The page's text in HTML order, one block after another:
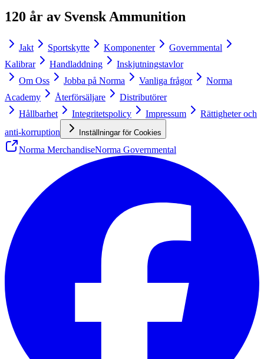
120 år av Svensk Ammunition
Jakt Sportskytte Komponenter
Governmental
Kalibrar
Handladdning
Inskjutningstavlor
Om Oss
Jobba på Norma Vanliga frågor
Norma
Academy
Återförsäljare
Distributörer
Hållbarhet
Integritetspolicy Impressum
Rättigheter och
anti-korruption
Inställningar för Cookies
Norma MerchandiseNorma Governmental